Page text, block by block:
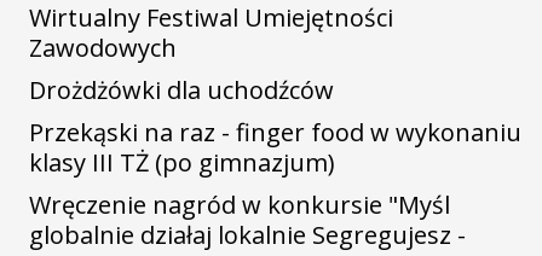
Wirtualny Festiwal Umiejętności
Zawodowych
Drożdżówki dla uchodźców
Przekąski na raz - finger food w wykonaniu
klasy III TŻ (po gimnazjum)
Wręczenie nagród w konkursie "Myśl
globalnie działaj lokalnie Segregujesz -